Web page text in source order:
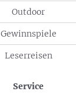
Outdoor
Gewinnspiele
Leserreisen
Service